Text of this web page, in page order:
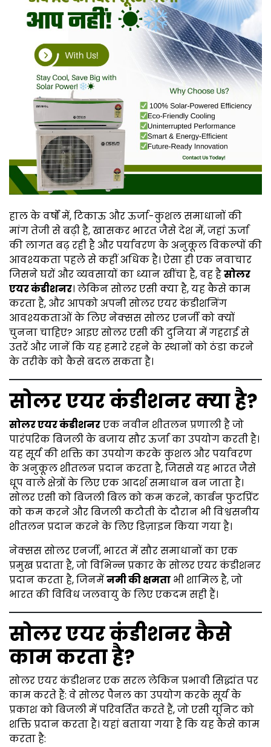
हाल के वर्षों में, टिकाऊ और ऊर्जा-कुशल समाधानों की
मांग तेजी से बढ़ी है, खासकर भारत जैसे देश में, जहां ऊर्जा
की लागत बढ़ रही है और पर्यावरण के अनुकूल विकल्पों की
आवश्यकता पहले से कहीं अधिक है। ऐसा ही एक नवाचार
जिसने घरों और व्यवसायों का ध्यान खींचा है, वह हैसोलर
एयर कंडीशनर। लेकिन सोलर एसी क्या है, यह कैसे काम
करता है, और आपको अपनी सोलर एयर कंडीशनिंग
आवश्यकताओं के लिए नेक्सस सोलर एनर्जी को क्यों
चुनना चाहिए? आइए सोलर एसी की दुनिया में गहराई से
उतरें और जानें कि यह हमारे रहने के स्थानों को ठंडा करने
के तरीके को कैसे बदल सकता है।
सोलर एयर कंडीशनर क्या है?
सोलर एयर कंडीशनरएक नवीन शीतलन प्रणाली है जो
पारंपरिक बिजली के बजाय सौर ऊर्जा का उपयोग करती है।
यह सूर्य की शक्ति का उपयोग करके कुशल और पर्यावरण
के अनुकूल शीतलन प्रदान करता है, जिससे यह भारत जैसे
धूप वाले क्षेत्रों के लिए एक आदर्श समाधान बन जाता है।
सोलर एसी को बिजली बिल को कम करने, कार्बन फुटप्रिंट
को कम करने और बिजली कटौती के दौरान भी विश्वसनीय
शीतलन प्रदान करने के लिए डिज़ाइन किया गया है।
नेक्सस सोलर एनर्जी, भारत में सौर समाधानों का एक
प्रमुख प्रदाता है, जो विभिन्न प्रकार के सोलर एयर कंडीशनर
प्रदान करता है, जिनमेंनमी की क्षमता भी शामिल है, जो
भारत की विविध जलवायु के लिए एकदम सही हैं।
सोलर एयर कंडीशनर कैसे
काम करता है?
सोलर एयर कंडीशनर एक सरल लेकिन प्रभावी सिद्धांत पर
काम करते हैं: वे सोलर पैनल का उपयोग करके सूर्य के
प्रकाश को बिजली में परिवर्तित करते हैं, जो एसी यूनिट को
शक्ति प्रदान करता है। यहां बताया गया है कि यह कैसे काम
करता है: